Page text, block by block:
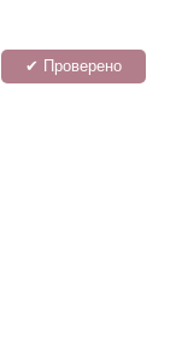
✔ Проверено